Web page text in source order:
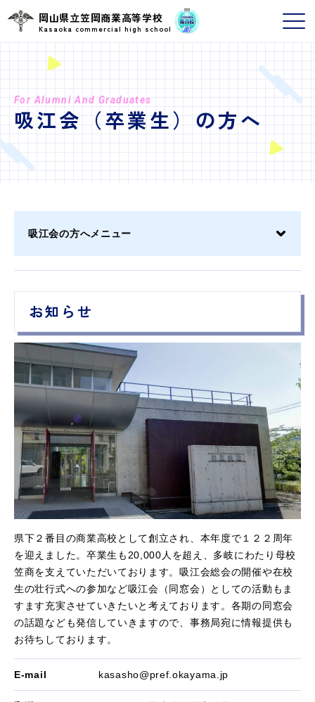
岡山県立笠岡商業高等学校
Kasaoka commercial high school
For Alumni And Graduates
吸江会（卒業生）の方へ
吸江会の方へメニュー
お知らせ
県下２番目の商業高校として創立され、本年度で１２２周年
を迎えました。卒業生も20,000人を超え、多岐にわたり母校
笠商を支えていただいております。吸江会総会の開催や在校
生の壮行式への参加など吸江会（同窓会）としての活動もま
すます充実させていきたいと考えております。各期の同窓会
の話題なども発信していきますので、事務局宛に情報提供も
お待ちしております。
E-mail kasasho@pref.okayama.jp